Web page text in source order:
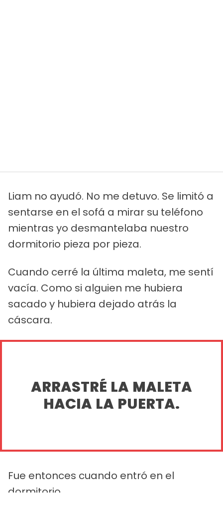
Liam no ayudó. No me detuvo. Se limitó a
sentarse en el sofá a mirar su teléfono
mientras yo desmantelaba nuestro
dormitorio pieza por pieza.
Cuando cerré la última maleta, me sentí
vacía. Como si alguien me hubiera
sacado y hubiera dejado atrás la
cáscara.
ARRASTRÉ LA MALETA
HACIA LA PUERTA.
Fue entonces cuando entró en el
dormitorio.